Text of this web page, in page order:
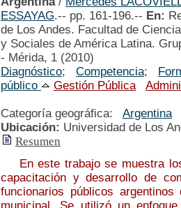
ESSAYAG.-- pp. 161-196.-- En:
de Los Andes. Facultad de
y Sociales de América Latina.
- Mérida, 1 (2010)
Diagnóstico; Competencia;
público
Gestión Pública
Categoría geográfica: Argentina
Ubicación: Universidad de Los
Resumen
En este trabajo se muestra
capacitación y desarrollo de
funcionarios públicos